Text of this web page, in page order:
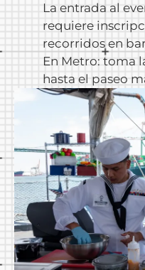
La entrada al
requiere
recorridos en
En Metro: toma
hasta el paseo